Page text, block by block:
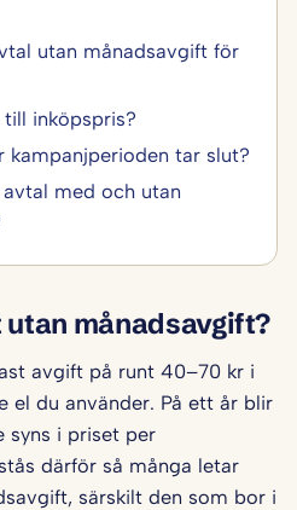
utan månadsavgift för
inköpspris?
kampanjperioden tar slut?
med och utan
månadsavgift?
avgift på runt 40–70 kr i
el du använder. På ett år blir
syns i priset per
därför så många letar
särskilt den som bor i